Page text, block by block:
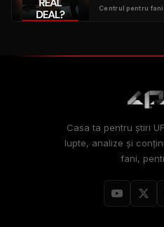
Centrul pentru fani
Casa ta pentru știri
lupte, analize și
fani,